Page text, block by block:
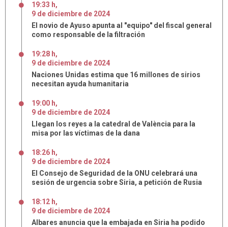
19:33 h,
9 de diciembre de 2024
El novio de Ayuso apunta al "equipo" del fiscal general
como responsable de la filtración
19:28 h,
9 de diciembre de 2024
Naciones Unidas estima que 16 millones de sirios
necesitan ayuda humanitaria
19:00 h,
9 de diciembre de 2024
Llegan los reyes a la catedral de València para la
misa por las víctimas de la dana
18:26 h,
9 de diciembre de 2024
El Consejo de Seguridad de la ONU celebrará una
sesión de urgencia sobre Siria, a petición de Rusia
18:12 h,
9 de diciembre de 2024
Albares anuncia que la embajada en Siria ha podido